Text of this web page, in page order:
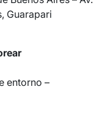
Guarapari
entorno –